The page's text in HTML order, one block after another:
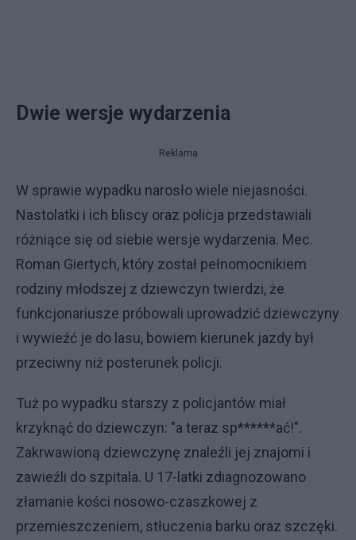
Dwie wersje wydarzenia
Reklama
W sprawie wypadku narosło wiele niejasności.
Nastolatki i ich bliscy oraz policja przedstawiali
różniące się od siebie wersje wydarzenia. Mec.
Roman Giertych, który został pełnomocnikiem
rodziny młodszej z dziewczyn twierdzi, że
funkcjonariusze próbowali uprowadzić dziewczyny
i wywieźć je do lasu, bowiem kierunek jazdy był
przeciwny niż posterunek policji.
Tuż po wypadku starszy z policjantów miał
krzyknąć do dziewczyn: "a teraz sp******ać!".
Zakrwawioną dziewczynę znaleźli jej znajomi i
zawieźli do szpitala. U 17-latki zdiagnozowano
złamanie kości nosowo-czaszkowej z
przemieszczeniem, stłuczenia barku oraz szczęki.